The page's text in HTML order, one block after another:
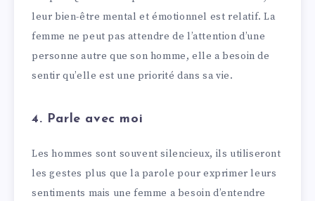
leur bien-être mental et émotionnel est relatif. La
femme ne peut pas attendre de l’attention d’une
personne autre que son homme, elle a besoin de
sentir qu’elle est une priorité dans sa vie.
4. Parle avec moi
Les hommes sont souvent silencieux, ils utiliseront
les gestes plus que la parole pour exprimer leurs
sentiments mais une femme a besoin d’entendre